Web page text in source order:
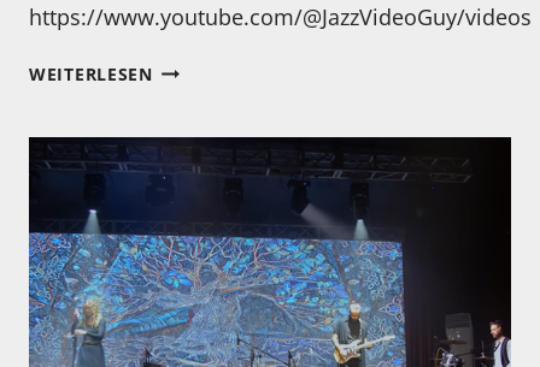
https://www.youtube.com/@JazzVideoGuy/videos
WEITERLESENPAT
CONCERT